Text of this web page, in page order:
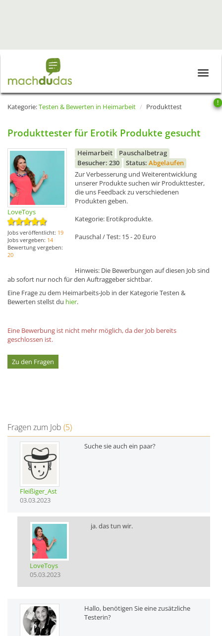
Toggle
!
Kategorie:Testen & Bewerten in Heimarbeit Produkttest
Produkttester für Erotik Produkte gesucht
LoveToys
Jobs veröffentlicht: 19
Jobs vergeben: 14
Bewertung vergeben:
20
Heimarbeit
Pauschalbetrag
Besucher: 230
Status: Abgelaufen
Zur Verbesserung und Weiterentwicklung
unserer Produkte suchen wir Produkttester,
die uns Feedback zu verschiedenen
Produkten geben.
Kategorie: Erotikprodukte.
Pauschal / Test: 15 - 20 Euro
Hinweis: Die Bewerbungen auf diesen Job sind
ab sofort nur noch für den Auftraggeber sichtbar.
Eine Frage zu dem Heimarbeits-Job in der Kategorie Testen &
Bewerten stellst du hier.
Eine Bewerbung ist nicht mehr möglich, da der Job bereits
geschlossen ist.
Zu den Fragen
Fragen zum Job (5)
Fleißiger_Ast
03.03.2023
Suche sie auch ein paar?
LoveToys
05.03.2023
ja. das tun wir.
Hallo, benötigen Sie eine zusätzliche
Testerin?